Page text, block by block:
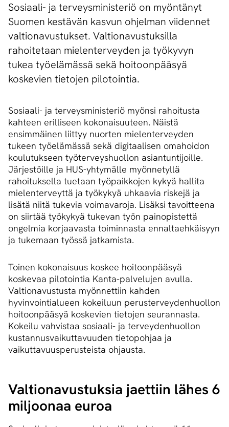
Sosiaali- ja terveysministeriö on myöntänyt
Suomen kestävän kasvun ohjelman viidennet
valtionavustukset. Valtionavustuksilla
rahoitetaan mielenterveyden ja työkyvyn
tukea työelämässä sekä hoitoonpääsyä
koskevien tietojen pilotointia.
Sosiaali- ja terveysministeriö myönsi rahoitusta
kahteen erilliseen kokonaisuuteen. Näistä
ensimmäinen liittyy nuorten mielenterveyden
tukeen työelämässä sekä digitaalisen omahoidon
koulutukseen työterveyshuollon asiantuntijoille.
Järjestöille ja HUS-yhtymälle myönnetyllä
rahoituksella tuetaan työpaikkojen kykyä hallita
mielenterveyttä ja työkykyä uhkaavia riskejä ja
lisätä niitä tukevia voimavaroja. Lisäksi tavoitteena
on siirtää työkykyä tukevan työn painopistettä
ongelmia korjaavasta toiminnasta ennaltaehkäisyyn
ja tukemaan työssä jatkamista.
Toinen kokonaisuus koskee hoitoonpääsyä
koskevaa pilotointia Kanta-palvelujen avulla.
Valtionavustusta myönnettiin kahden
hyvinvointialueen kokeiluun perusterveydenhuollon
hoitoonpääsyä koskevien tietojen seurannasta.
Kokeilu vahvistaa sosiaali- ja terveydenhuollon
kustannusvaikuttavuuden tietopohjaa ja
vaikuttavuusperusteista ohjausta.
Val­tio­na­vus­tuk­sia jaettiin lähes 6
miljoonaa euroa